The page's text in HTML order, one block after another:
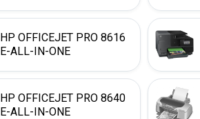
HP OFFICEJET PRO 8616
E-ALL-IN-ONE
HP OFFICEJET PRO 8640
E-ALL-IN-ONE